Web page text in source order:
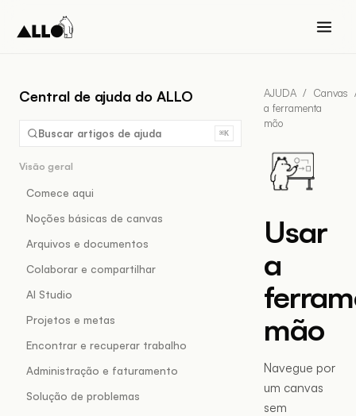
Central de ajuda do ALLO
Buscar artigos de ajuda ⌘K
Visão geral
Comece aqui
Noções básicas de canvas
Arquivos e documentos
Colaborar e compartilhar
AI Studio
Projetos e metas
Encontrar e recuperar trabalho
Administração e faturamento
Solução de problemas
AJUDA / Canvas
a ferramenta
mão
Usar
a
mão
Navegue por
um canvas
sem